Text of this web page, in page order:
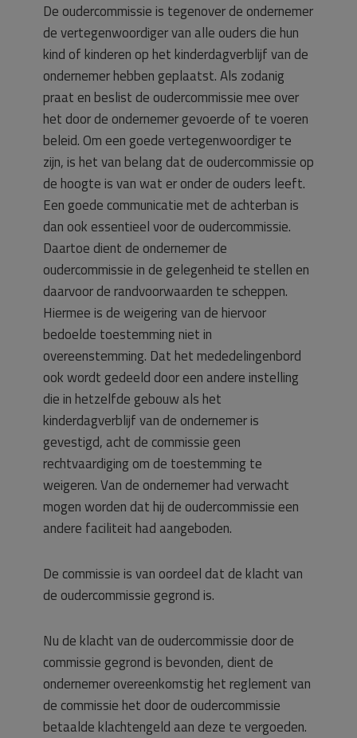
De oudercommissie is tegenover de ondernemer
de vertegenwoordiger van alle ouders die hun
kind of kinderen op het kinderdagverblijf van de
ondernemer hebben geplaatst. Als zodanig
praat en beslist de oudercommissie mee over
het door de ondernemer gevoerde of te voeren
beleid. Om een goede vertegenwoordiger te
zijn, is het van belang dat de oudercommissie op
de hoogte is van wat er onder de ouders leeft.
Een goede communicatie met de achterban is
dan ook essentieel voor de oudercommissie.
Daartoe dient de ondernemer de
oudercommissie in de gelegenheid te stellen en
daarvoor de randvoorwaarden te scheppen.
Hiermee is de weigering van de hiervoor
bedoelde toestemming niet in
overeenstemming. Dat het mededelingenbord
ook wordt gedeeld door een andere instelling
die in hetzelfde gebouw als het
kinderdagverblijf van de ondernemer is
gevestigd, acht de commissie geen
rechtvaardiging om de toestemming te
weigeren. Van de ondernemer had verwacht
mogen worden dat hij de oudercommissie een
andere faciliteit had aangeboden.
De commissie is van oordeel dat de klacht van
de oudercommissie gegrond is.
Nu de klacht van de oudercommissie door de
commissie gegrond is bevonden, dient de
ondernemer overeenkomstig het reglement van
de commissie het door de oudercommissie
betaalde klachtengeld aan deze te vergoeden.